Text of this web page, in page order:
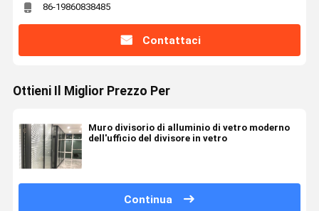
86-19860838485
Contattaci
Ottieni Il Miglior Prezzo Per
Muro divisorio di alluminio di vetro moderno
dell'ufficio del divisore in vetro
Continua